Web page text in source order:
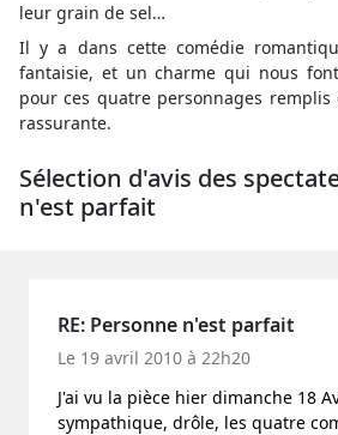
leur grain de sel…
Il y a dans cette comédie
fantaisie, et un charme qui nous
pour ces quatre personnages remplis
rassurante.
Sélection d'avis des
n'est parfait
RE: Personne n'est parfait
Le 19 avril 2010 à 22h20
J'ai vu la pièce hier dimanche 18
sympathique, drôle, les quatre